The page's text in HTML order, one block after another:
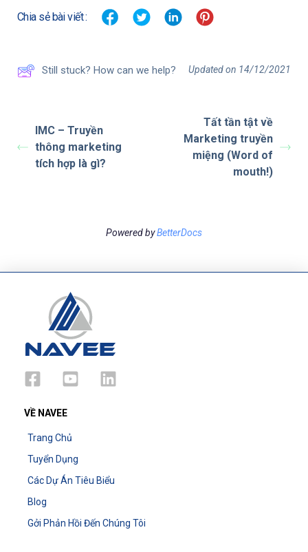
Chia sẻ bài viết :
Still stuck? How can we help? Updated on 14/12/2021
IMC – Truyền
thông marketing
tích hợp là gì?
Tất tần tật về
Marketing truyền
miệng (Word of
mouth!)
Powered byBetterDocs
VỀ NAVEE
Trang Chủ
Tuyển Dụng
Các Dự Án Tiêu Biểu
Blog
Gởi Phản Hồi Đến Chúng Tôi